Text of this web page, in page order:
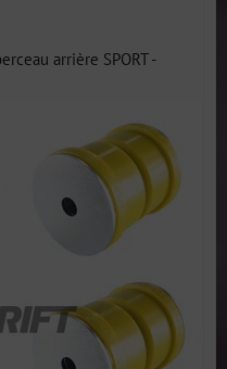
arrière SPORT -